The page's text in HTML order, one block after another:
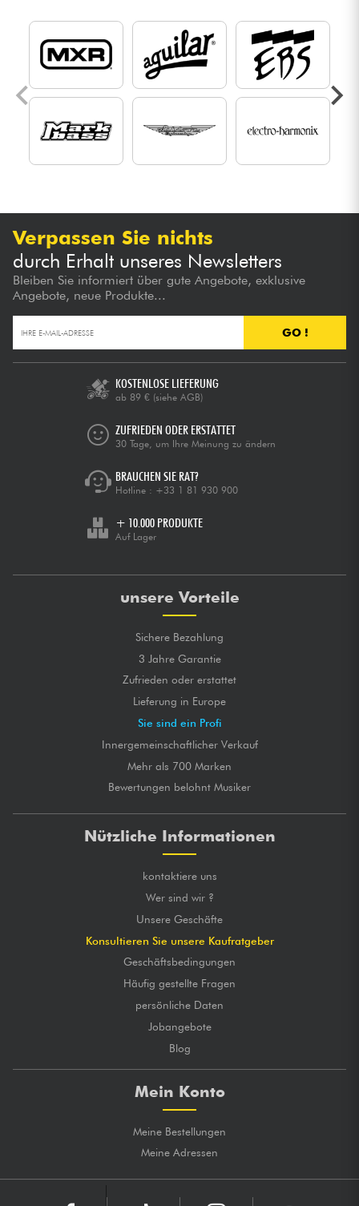
Verpassen Sie nichts
durch Erhalt unseres Newsletters
Bleiben Sie informiert über gute Angebote, exklusive
Angebote, neue Produkte...
GO !
KOSTENLOSE LIEFERUNG
ab 89 € (siehe AGB)
ZUFRIEDEN ODER ERSTATTET
30 Tage, um Ihre Meinung zu ändern
BRAUCHEN SIE RAT?
Hotline : +33 1 81 930 900
+ 10.000 PRODUKTE
Auf Lager
unsere Vorteile
Sichere Bezahlung
3 Jahre Garantie
Zufrieden oder erstattet
Lieferung in Europe
Sie sind ein Profi
Innergemeinschaftlicher Verkauf
Mehr als 700 Marken
Bewertungen belohnt Musiker
Nützliche Informationen
kontaktiere uns
Wer sind wir ?
Unsere Geschäfte
Konsultieren Sie unsere Kaufratgeber
Geschäftsbedingungen
Häufig gestellte Fragen
persönliche Daten
Jobangebote
Blog
Mein Konto
Meine Bestellungen
Meine Adressen